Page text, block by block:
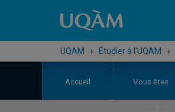
UQAM › Étudier à l'UQAM ›
Accueil Vous êtes